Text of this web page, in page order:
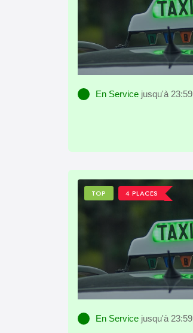
En Service jusqu'à 23:59
TOP 4 PLACES
En Service jusqu'à 23:59